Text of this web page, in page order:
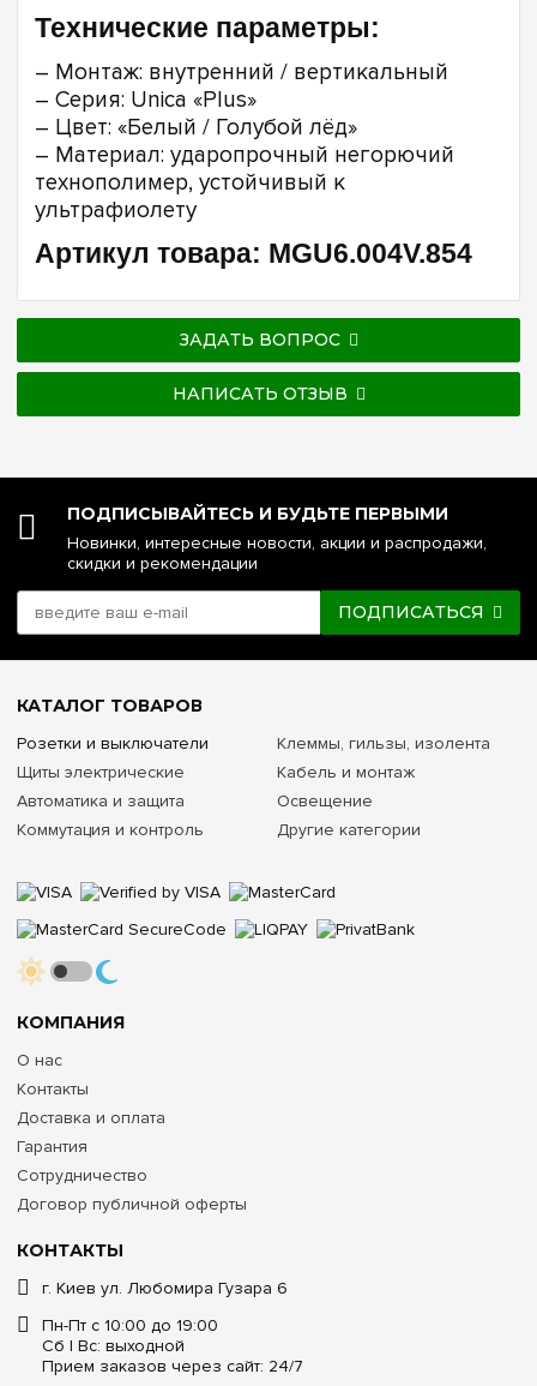
Технические параметры:
– Монтаж: внутренний / вертикальный
– Серия: Unica «Plus»
– Цвет: «Белый / Голубой лёд»
– Материал: ударопрочный негорючий
технополимер, устойчивый к
ультрафиолету
Артикул товара: MGU6.004V.854
ЗАДАТЬ ВОПРОС
НАПИСАТЬ ОТЗЫВ
ПОДПИСЫВАЙТЕСЬ И БУДЬТЕ ПЕРВЫМИ
Новинки, интересные новости, акции и распродажи,
скидки и рекомендации
ПОДПИСАТЬСЯ
КОНТАКТЫ
г. Киев ул. Любомира Гузара 6
Пн-Пт с 10:00 до 19:00
Сб | Вс: выходной
Прием заказов через сайт: 24/7
КОМПАНИЯ
О нас
Контакты
Доставка и оплата
Гарантия
Сотрудничество
Договор публичной оферты
КАТАЛОГ ТОВАРОВ
Розетки и выключатели
Щиты электрические
Автоматика и защита
Коммутация и контроль
Клеммы, гильзы, изолента
Кабель и монтаж
Освещение
Другие категории